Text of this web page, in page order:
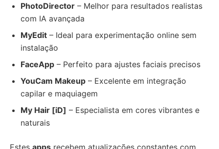
PhotoDirector – Melhor para resultados realistas
com IA avançada
MyEdit – Ideal para experimentação online sem
instalação
FaceApp – Perfeito para ajustes faciais precisos
YouCam Makeup – Excelente em integração
capilar e maquiagem
My Hair [iD] – Especialista em cores vibrantes e
naturais
Estes apps recebem atualizações constantes com